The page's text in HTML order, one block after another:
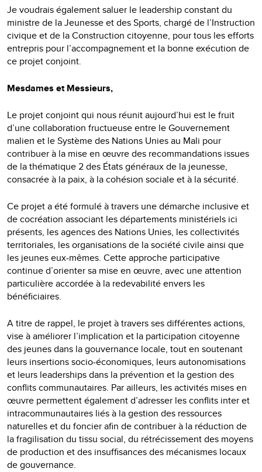
Je voudrais également saluer le leadership constant du
ministre de la Jeunesse et des Sports, chargé de l’Instruction
civique et de la Construction citoyenne, pour tous les efforts
entrepris pour l’accompagnement et la bonne exécution de
ce projet conjoint.
Mesdames et Messieurs,
Le projet conjoint qui nous réunit aujourd’hui est le fruit
d’une collaboration fructueuse entre le Gouvernement
malien et le Système des Nations Unies au Mali pour
contribuer à la mise en œuvre des recommandations issues
de la thématique 2 des États généraux de la jeunesse,
consacrée à la paix, à la cohésion sociale et à la sécurité.
Ce projet a été formulé à travers une démarche inclusive et
de cocréation associant les départements ministériels ici
présents, les agences des Nations Unies, les collectivités
territoriales, les organisations de la société civile ainsi que
les jeunes eux-mêmes. Cette approche participative
continue d’orienter sa mise en œuvre, avec une attention
particulière accordée à la redevabilité envers les
bénéficiaires.
A titre de rappel, le projet à travers ses différentes actions,
vise à améliorer l’implication et la participation citoyenne
des jeunes dans la gouvernance locale, tout en soutenant
leurs insertions socio-économiques, leurs autonomisations
et leurs leaderships dans la prévention et la gestion des
conflits communautaires. Par ailleurs, les activités mises en
œuvre permettent également d’adresser les conflits inter et
intracommunautaires liés à la gestion des ressources
naturelles et du foncier afin de contribuer à la réduction de
la fragilisation du tissu social, du rétrécissement des moyens
de production et des insuffisances des mécanismes locaux
de gouvernance.